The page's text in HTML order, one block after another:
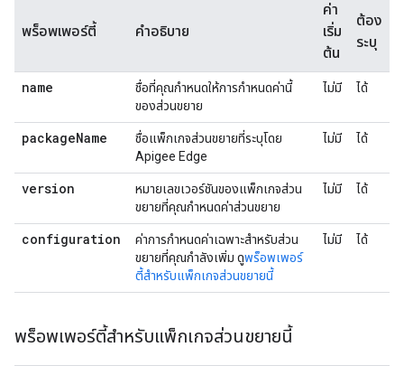
พร็อพเพอร์ตี้ คำอธิบาย
ค่า
เริ่ม
ต้น
ต้อง
ระบุ
name
ชื่อที่คุณกําหนดให้การกําหนดค่านี้
ของส่วนขยาย
ไม่มี ได้
packageName
ชื่อแพ็กเกจส่วนขยายที่ระบุโดย
Apigee Edge
ไม่มี ได้
version
หมายเลขเวอร์ชันของแพ็กเกจส่วน
ขยายที่คุณกําหนดค่าส่วนขยาย
ไม่มี ได้
configuration
ค่าการกําหนดค่าเฉพาะสําหรับส่วน
ขยายที่คุณกําลังเพิ่ม ดูพร็อพเพอร์
ตี้สําหรับแพ็กเกจส่วนขยายนี้
ไม่มี ได้
พร็อพเพอร์ตี้สำหรับแพ็กเกจส่วนขยายนี้